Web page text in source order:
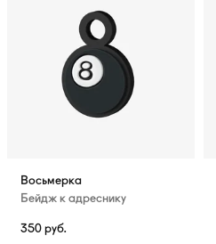
Восьмерка
Бейдж к адреснику
350 руб.